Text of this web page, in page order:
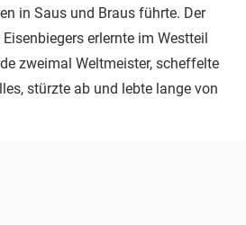
in Saus und Braus führte. Der
erlernte im Westteil
zweimal Weltmeister, scheffelte
stürzte ab und lebte lange von